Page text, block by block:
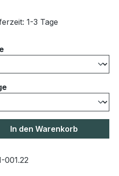
1-3 Tage
auswählen
auswählen
den
In den Warenkorb
001.22